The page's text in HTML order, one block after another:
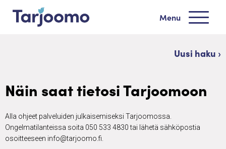
Siirry sisältöön
Menu
Uusi haku ›
Näin saat tietosi Tarjoomoon
Alla ohjeet palveluiden julkaisemiseksi Tarjoomossa.
Ongelmatilanteissa soita 050 533 4830 tai lähetä sähköpostia
osoitteeseen info@tarjoomo.fi.